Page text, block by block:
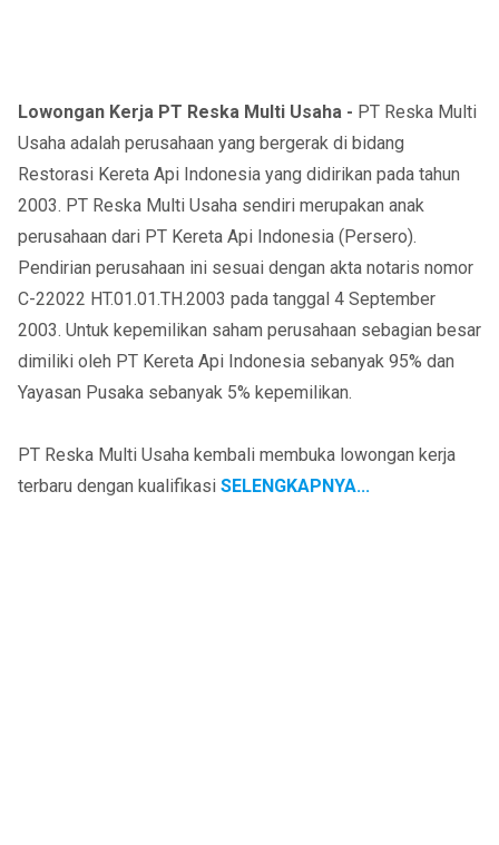
Lowongan Kerja PT Reska Multi Usaha - PT Reska Multi
Usaha adalah perusahaan yang bergerak di bidang
Restorasi Kereta Api Indonesia yang didirikan pada tahun
2003. PT Reska Multi Usaha sendiri merupakan anak
perusahaan dari PT Kereta Api Indonesia (Persero).
Pendirian perusahaan ini sesuai dengan akta notaris nomor
C-22022 HT.01.01.TH.2003 pada tanggal 4 September
2003. Untuk kepemilikan saham perusahaan sebagian besar
dimiliki oleh PT Kereta Api Indonesia sebanyak 95% dan
Yayasan Pusaka sebanyak 5% kepemilikan.
PT Reska Multi Usaha kembali membuka lowongan kerja
terbaru dengan kualifikasi SELENGKAPNYA...